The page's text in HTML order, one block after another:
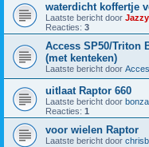
waterdicht koffertje
Laatste bericht door Jazzy
Reacties: 3
Access SP50/Triton
(met kenteken)
Laatste bericht door
uitlaat Raptor 660
Laatste bericht door
Reacties: 1
voor wielen Raptor
Laatste bericht door